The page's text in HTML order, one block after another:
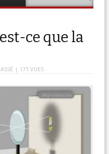
ce que la
| 171 VUES